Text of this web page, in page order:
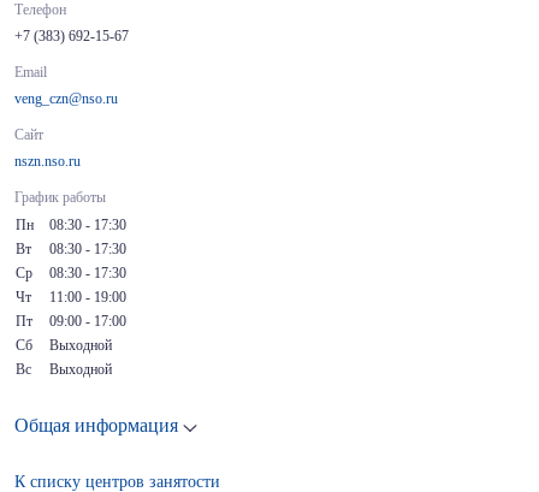
Телефон
+7 (383) 692-15-67
Email
veng_czn@nso.ru
Сайт
nszn.nso.ru
График работы
Пн
08:30 - 17:30
Вт
08:30 - 17:30
Ср
08:30 - 17:30
Чт
11:00 - 19:00
Пт
09:00 - 17:00
Сб
Выходной
Вс
Выходной
Общая информация
К списку центров занятости